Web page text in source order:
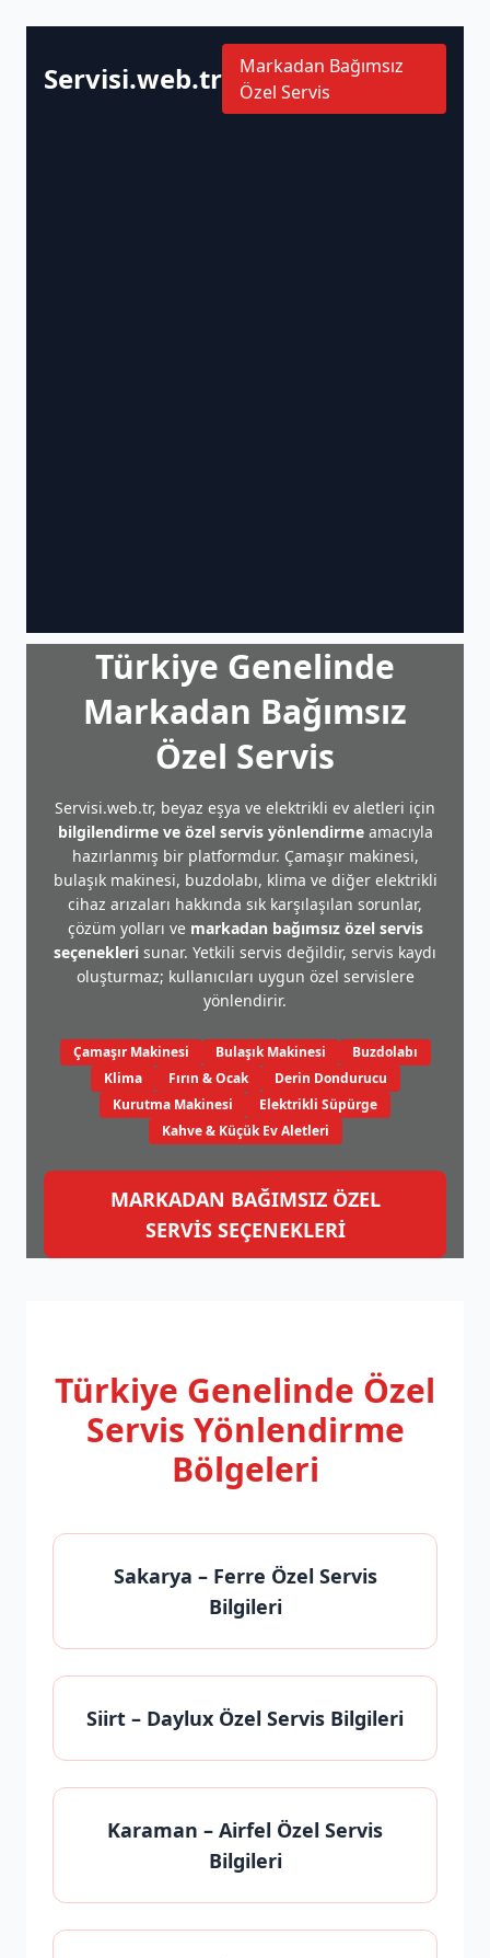
Servisi.web.tr
Markadan Bağımsız
Özel Servis
Türkiye Genelinde
Markadan Bağımsız
Özel Servis
Servisi.web.tr, beyaz eşya ve elektrikli ev aletleri için
bilgilendirme ve özel servis yönlendirmeamacıyla
hazırlanmış bir platformdur. Çamaşır makinesi,
bulaşık makinesi, buzdolabı, klima ve diğer elektrikli
cihaz arızaları hakkında sık karşılaşılan sorunlar,
çözüm yolları ve markadan bağımsız özel servis
seçenekleri sunar. Yetkili servis değildir, servis kaydı
oluşturmaz; kullanıcıları uygun özel servislere
yönlendirir.
Çamaşır Makinesi Bulaşık Makinesi
Buzdolabı
Klima
Fırın & Ocak
Derin Dondurucu
Kurutma Makinesi
Elektrikli Süpürge
Kahve & Küçük Ev Aletleri
MARKADAN BAĞIMSIZ ÖZEL
SERVİS SEÇENEKLERİ
Türkiye Genelinde Özel
Servis Yönlendirme
Bölgeleri
Sakarya – Ferre Özel Servis
Bilgileri
Siirt – Daylux Özel Servis Bilgileri
Karaman – Airfel Özel Servis
Bilgileri